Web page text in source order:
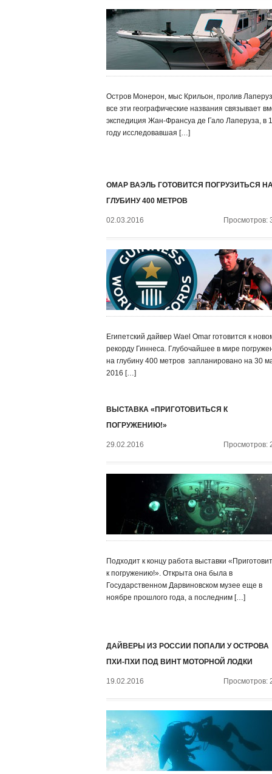
Остров Монерон, мыс Крильон, пролив
все эти географические названия связывает
экспедиция Жан-Франсуа де Гало Лаперуза, в
году исследовавшая […]
ОМАР ВАЭЛЬ ГОТОВИТСЯ ПОГРУЗИТЬСЯ
ГЛУБИНУ 400 МЕТРОВ
02.03.2016 Просмотров:
Египетский дайвер Wael Omar готовится к
рекорду Гиннеса. Глубочайшее в мире
на глубину 400 метров запланировано на 30
2016 […]
ВЫСТАВКА «ПРИГОТОВИТЬСЯ К
ПОГРУЖЕНИЮ!»
29.02.2016 Просмотров:
Подходит к концу работа выставки
к погружению!». Открыта она была в
Государственном Дарвиновском музее еще в
ноябре прошлого года, а последним […]
ДАЙВЕРЫ ИЗ РОССИИ ПОПАЛИ У ОСТРОВА
ПХИ-ПХИ ПОД ВИНТ МОТОРНОЙ ЛОДКИ
19.02.2016 Просмотров: